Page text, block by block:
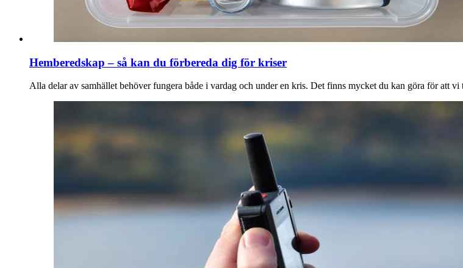
Hemberedskap – så kan du förbereda dig för kriser
Alla delar av samhället behöver fungera både i vardag och under en kris. Det finns mycket du kan göra för att vi